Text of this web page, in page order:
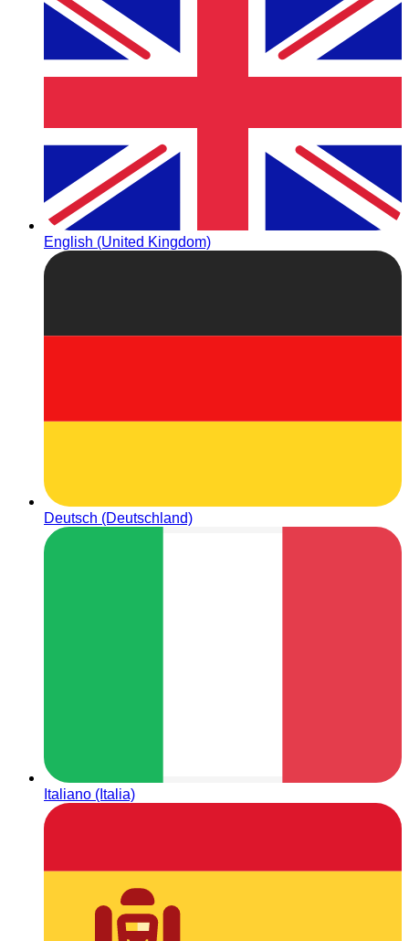
English (United Kingdom)
Deutsch (Deutschland)
Italiano (Italia)